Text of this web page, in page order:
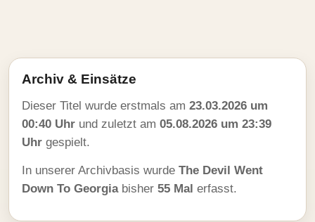
Archiv & Einsätze
Dieser Titel wurde erstmals am 23.03.2026 um
00:40 Uhr und zuletzt am 05.08.2026 um 23:39
Uhr gespielt.
In unserer Archivbasis wurde The Devil Went
Down To Georgiabisher 55 Mal erfasst.